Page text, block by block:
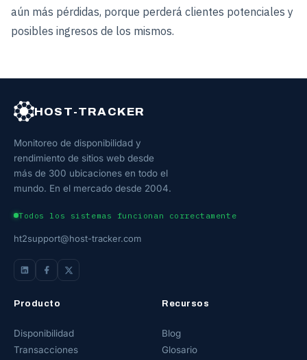
aún más pérdidas, porque perderá clientes potenciales y
posibles ingresos de los mismos.
HOST-TRACKER
Monitoreo de disponibilidad y
rendimiento de sitios web desde
más de 300 ubicaciones en todo el
mundo. En el mercado desde 2004.
Todos los sistemas funcionan correctamente
ht2support@host-tracker.com
Producto
Disponibilidad
Transacciones
Recursos
Blog
Glosario